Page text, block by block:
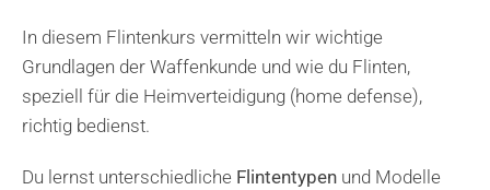
In diesem Flintenkurs vermitteln wir wichtige
Grundlagen der Waffenkunde und wie du Flinten,
speziell für die Heimverteidigung (home defense),
richtig bedienst.
Du lernst unterschiedliche Flintentypenund Modelle